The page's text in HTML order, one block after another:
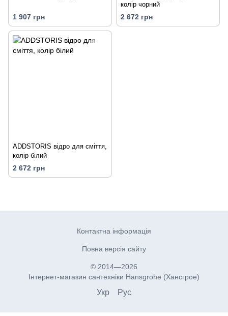
1 907 грн
колір чорний
2 672 грн
ADDSTORIS відро для сміття,
колір білий
2 672 грн
Контактна інформація
Повна версія сайту
© 2014—2026
Інтернет-магазин сантехніки Hansgrohe (Хансгрое)
Укр Рус